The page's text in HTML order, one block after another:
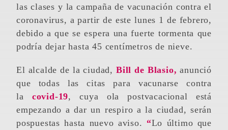
las clases y la campaña de vacunación contra el
coronavirus, a partir de este lunes 1 de febrero,
debido a que se espera una fuerte tormenta que
podría dejar hasta 45 centímetros de nieve.
El alcalde de la ciudad, Bill de Blasio, anunció
que todas las citas para vacunarse contra
la covid-19, cuya ola postvacacional está
empezando a dar un respiro a la ciudad, serán
pospuestas hasta nuevo aviso. “Lo último que